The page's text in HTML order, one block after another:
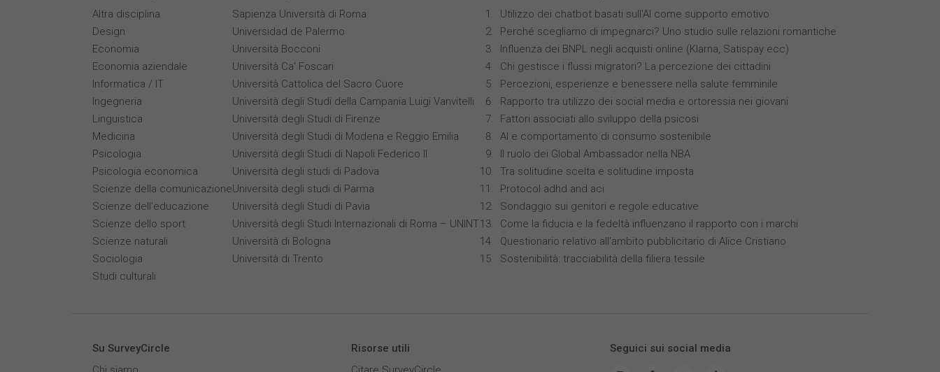
Altra disciplina
Design
Economia
Economia aziendale
Informatica / IT
Ingegneria
Linguistica
Medicina
Psicologia
Psicologia economica
Scienze della comunicazione
Scienze dell’educazione
Scienze dello sport
Scienze naturali
Sociologia
Studi culturali
Sapienza Università di Roma
Universidad de Palermo
Università Bocconi
Università Ca’ Foscari
Università Cattolica del Sacro Cuore
Università degli Studi della Campania Luigi Vanvitelli
Università degli Studi di Firenze
Università degli Studi di Modena e Reggio Emilia
Università degli Studi di Napoli Federico II
Università degli studi di Padova
Università degli studi di Parma
Università degli Studi di Pavia
Università degli Studi Internazionali di Roma – UNINT
Università di Bologna
Università di Trento
Utilizzo dei chatbot basati sull'AI come supporto emotivo
Perché scegliamo di impegnarci? Uno studio sulle relazioni romantiche
Influenza dei BNPL negli acquisti online (Klarna, Satispay ecc)
Chi gestisce i flussi migratori? La percezione dei cittadini
Percezioni, esperienze e benessere nella salute femminile
Rapporto tra utilizzo dei social media e ortoressia nei giovani
Fattori associati allo sviluppo della psicosi
AI e comportamento di consumo sostenibile
Il ruolo dei Global Ambassador nella NBA
Tra solitudine scelta e solitudine imposta
Protocol adhd and aci
Sondaggio sui genitori e regole educative
Come la fiducia e la fedeltà influenzano il rapporto con i marchi
Questionario relativo all'ambito pubblicitario di Alice Cristiano
Sostenibilità: tracciabilità della filiera tessile
Su SurveyCircle
Risorse utili
Seguici sui social media